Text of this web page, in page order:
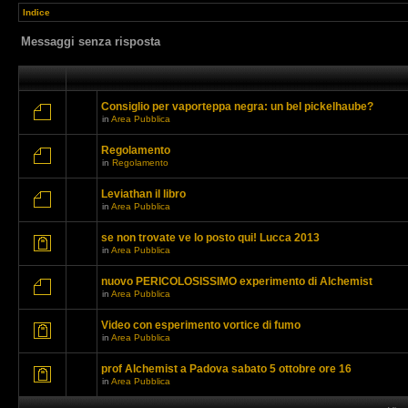
Indice
Messaggi senza risposta
Consiglio per vaporteppa negra: un bel pickelhaube?
in Area Pubblica
Regolamento
in Regolamento
Leviathan il libro
in Area Pubblica
se non trovate ve lo posto qui! Lucca 2013
in Area Pubblica
nuovo PERICOLOSISSIMO experimento di Alchemist
in Area Pubblica
Video con esperimento vortice di fumo
in Area Pubblica
prof Alchemist a Padova sabato 5 ottobre ore 16
in Area Pubblica